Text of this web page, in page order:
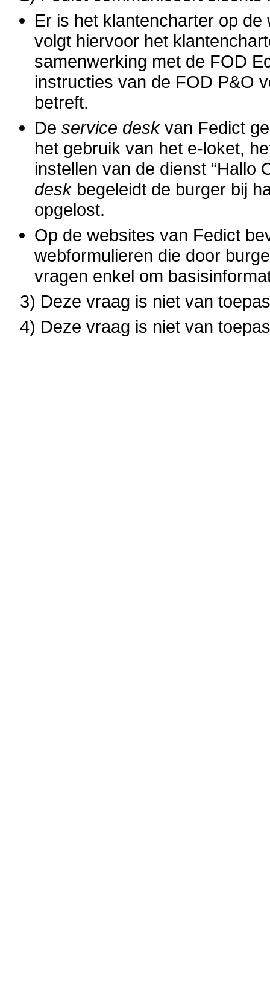
Er is het klantencharter op
volgt hiervoor het
samenwerking met de FOD
instructies van de FOD P&O
betreft.
Deservice deskvan Fedict
het gebruik van het e-loket,
instellen van de dienst “Hallo
deskbegeleidt de burger bij
opgelost.
Op de websites van Fedict
webformulieren die door
vragen enkel om
3) Deze vraag is niet van
4) Deze vraag is niet van